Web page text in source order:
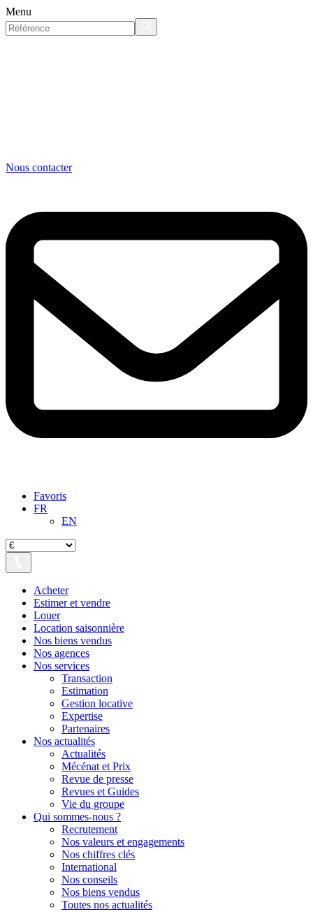
Menu
Nous contacter
Favoris
FR
EN
Acheter
Estimer et vendre
Louer
Location saisonnière
Nos biens vendus
Nos agences
Nos services
Transaction
Estimation
Gestion locative
Expertise
Partenaires
Nos actualités
Actualités
Mécénat et Prix
Revue de presse
Revues et Guides
Vie du groupe
Qui sommes-nous ?
Recrutement
Nos valeurs et engagements
Nos chiffres clés
International
Nos conseils
Nos biens vendus
Toutes nos actualités